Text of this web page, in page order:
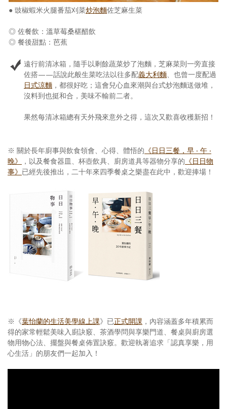
● 豉椒蝦米火腿番茄刈菜炒泡麵佐芝麻生菜
◎ 佐餐飲：溫草莓桑椹醋飲
◎ 餐後甜點：芭蕉
遠行前清冰箱，隨手以剩餘蔬菜炒了泡麵，芝麻菜則一旁直接
佐搭——話說此般生菜吃法以往多配義大利麵、也曾一度配過
日式涼麵 ，都很好吃；這會兒心血來潮與台式炒泡麵送做堆，
沒料到也挺和合，美味不輸前二者。
果然每清冰箱總有天外飛來意外之得，這次又歡喜收穫新招！
※ 關於長年廚事與飲食領會、心得、體悟的 《日日三餐，早 ‧ 午 ‧
晚》
，以及餐食器皿、杯壺飲具、廚房道具等器物分享的 《日日物
事》 已經先後推出，二十年來四季餐桌之樂盡在此中，歡迎捧場！
※《葉怡蘭的生活美學線上課》已正式開課 ，內容涵蓋多年積累而
得的家常輕鬆美味入廚訣竅、茶酒學問與享樂門道、餐桌與廚房選
物用物心法、擺盤與餐桌佈置訣竅。歡迎執著追求「認真享樂，用
心生活」的朋友們一起加入！